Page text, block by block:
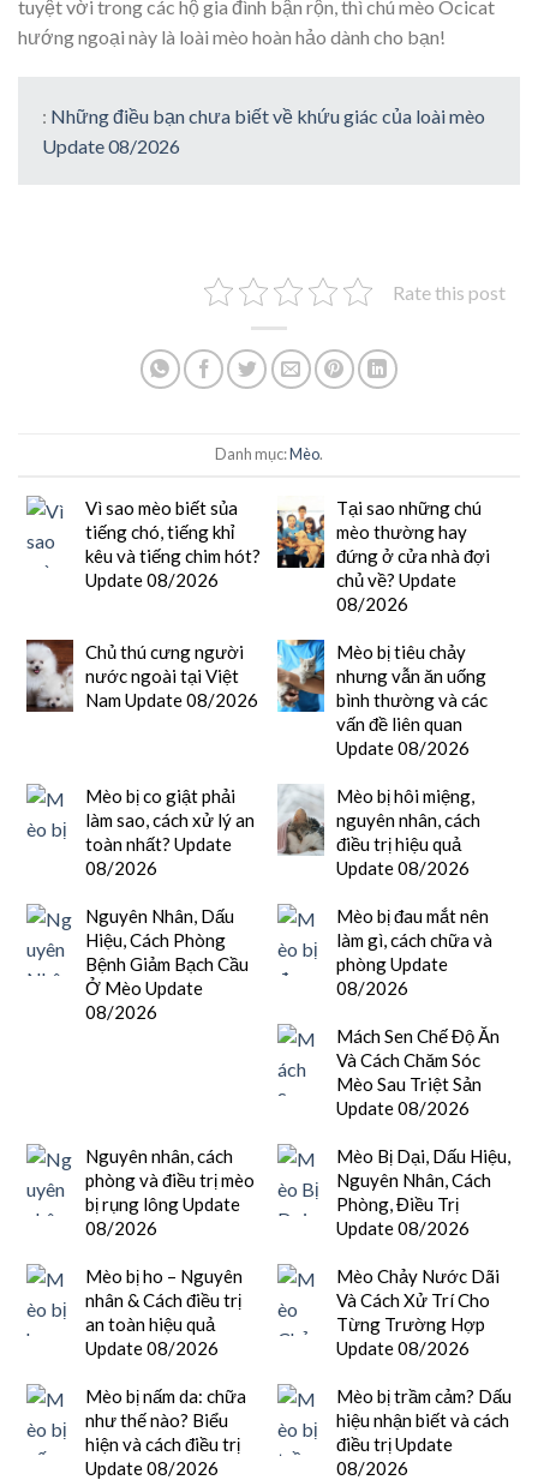
tuyệt vời trong các hộ gia đình bận rộn, thì chú mèo Ocicat
hướng ngoại này là loài mèo hoàn hảo dành cho bạn!
: Những điều bạn chưa biết về khứu giác của loài mèo
Update 08/2026
Rate this post
Danh mục:Mèo.
Vì sao mèo biết sủa
tiếng chó, tiếng khỉ
kêu và tiếng chim hót?
Update 08/2026
Tại sao những chú
mèo thường hay
đứng ở cửa nhà đợi
chủ về? Update
08/2026
Chủ thú cưng người
nước ngoài tại Việt
Nam Update 08/2026
Mèo bị tiêu chảy
nhưng vẫn ăn uống
bình thường và các
vấn đề liên quan
Update 08/2026
Mèo bị co giật phải
làm sao, cách xử lý an
toàn nhất? Update
08/2026
Mèo bị hôi miệng,
nguyên nhân, cách
điều trị hiệu quả
Update 08/2026
Nguyên Nhân, Dấu
Hiệu, Cách Phòng
Bệnh Giảm Bạch Cầu
Ở Mèo Update
08/2026
Mèo bị đau mắt nên
làm gì, cách chữa và
phòng Update
08/2026
Mách Sen Chế Độ Ăn
Và Cách Chăm Sóc
Mèo Sau Triệt Sản
Update 08/2026
Nguyên nhân, cách
phòng và điều trị mèo
bị rụng lông Update
08/2026
Mèo Bị Dại, Dấu Hiệu,
Nguyên Nhân, Cách
Phòng, Điều Trị
Update 08/2026
Mèo bị ho – Nguyên
nhân & Cách điều trị
an toàn hiệu quả
Update 08/2026
Mèo Chảy Nước Dãi
Và Cách Xử Trí Cho
Từng Trường Hợp
Update 08/2026
Mèo bị nấm da: chữa
như thế nào? Biểu
hiện và cách điều trị
Update 08/2026
Mèo bị trầm cảm? Dấu
hiệu nhận biết và cách
điều trị Update
08/2026